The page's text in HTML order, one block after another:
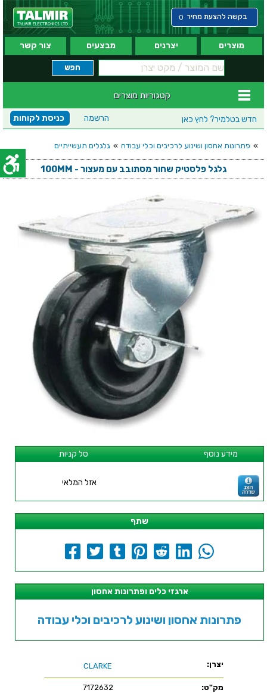
בקשה להצעת מחיר 0
מוצרים יצרנים מבצעים צור קשר
קטגוריות מוצרים
חדש בטלמיר? לחץ כאן כניסת לקוחות הרשמה
» פתרונות אחסון ושינוע לרכיבים וכלי עבודה » גלגלים תעשייתיים
גלגל פלסטיק שחור מסתובב עם מעצור - 100MM
סל קניות מידע נוסף
אזל המלאי
שתף
ארגזי כלים ופתרונות אחסון
פתרונות אחסון ושינוע לרכיבים וכלי עבודה
יצרן: CLARKE
מק"ט: 7172632